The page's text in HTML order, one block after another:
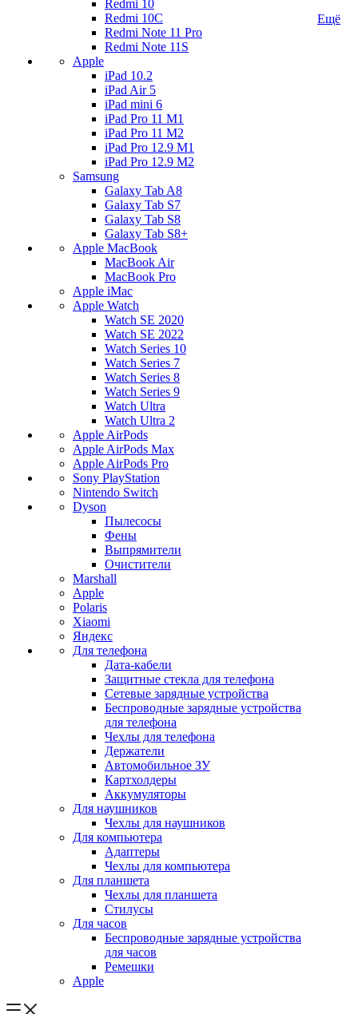
Redmi 10
Redmi 10C
Redmi Note 11 Pro
Redmi Note 11S
Apple
iPad 10.2
iPad Air 5
iPad mini 6
iPad Pro 11 M1
iPad Pro 11 M2
iPad Pro 12.9 M1
iPad Pro 12.9 M2
Samsung
Galaxy Tab A8
Galaxy Tab S7
Galaxy Tab S8
Galaxy Tab S8+
Apple MacBook
MacBook Air
MacBook Pro
Apple iMac
Apple Watch
Watch SE 2020
Watch SE 2022
Watch Series 10
Watch Series 7
Watch Series 8
Watch Series 9
Watch Ultra
Watch Ultra 2
Apple AirPods
Apple AirPods Max
Apple AirPods Pro
Sony PlayStation
Nintendo Switch
Dyson
Пылесосы
Фены
Выпрямители
Очистители
Marshall
Apple
Polaris
Xiaomi
Яндекс
Для телефона
Дата-кабели
Защитные стекла для телефона
Сетевые зарядные устройства
Беспроводные зарядные устройства
для телефона
Чехлы для телефона
Держатели
Автомобильное ЗУ
Картхолдеры
Аккумуляторы
Для наушников
Чехлы для наушников
Для компьютера
Адаптеры
Чехлы для компьютера
Для планшета
Чехлы для планшета
Стилусы
Для часов
Беспроводные зарядные устройства
для часов
Ремешки
Apple
Ещё